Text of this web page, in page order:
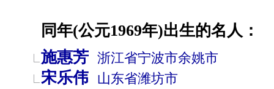
同年(公元1969年)出生的名人：
施惠芳 浙江省宁波市余姚市
宋乐伟 山东省潍坊市